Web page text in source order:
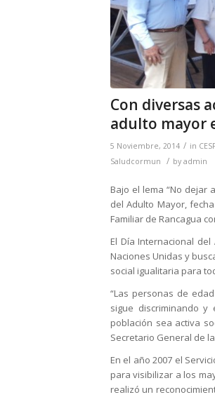
Con diversas
adulto mayor
5 Noviembre, 2014 / in
Saludcormun
/ by admin
Bajo el lema “No dejar
del Adulto Mayor,
Familiar de Rancagua
El Día Internacional
Naciones Unidas y
social igualitaria para
“Las personas de
sigue discriminando
población sea activa
Secretario General de
En el año 2007 el
para visibilizar a los
realizó un